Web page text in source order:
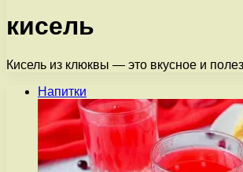
кисель
Кисель из клюквы — это вкусное и
Напитки